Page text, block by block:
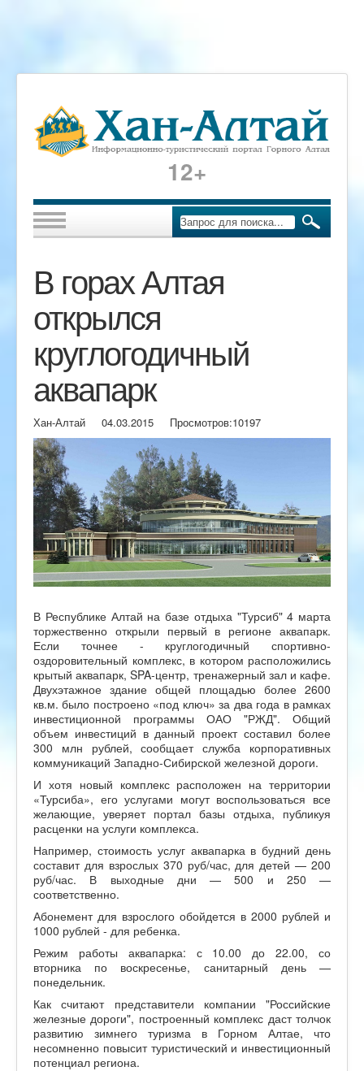
12+
В горах Алтая
открылся
круглогодичный
аквапарк
Хан-Алтай 04.03.2015 Просмотров:10197
В Республике Алтай на базе отдыха "Турсиб" 4 марта
торжественно открыли первый в регионе аквапарк.
Если точнее - круглогодичный спортивно-
оздоровительный комплекс, в котором расположились
крытый аквапарк, SPA-центр, тренажерный зал и кафе.
Двухэтажное здание общей площадью более 2600
кв.м. было построено «под ключ» за два года в рамках
инвестиционной программы ОАО "РЖД". Общий
объем инвестиций в данный проект составил более
300 млн рублей, сообщает служба корпоративных
коммуникаций Западно-Сибирской железной дороги.
И хотя новый комплекс расположен на территории
«Турсиба», его услугами могут воспользоваться все
желающие, уверяет портал базы отдыха, публикуя
расценки на услуги комплекса.
Например, стоимость услуг аквапарка в будний день
составит для взрослых 370 руб/час, для детей — 200
руб/час. В выходные дни — 500 и 250 —
соответственно.
Абонемент для взрослого обойдется в 2000 рублей и
1000 рублей - для ребенка.
Режим работы аквапарка: с 10.00 до 22.00, со
вторника по воскресенье, санитарный день —
понедельник.
Как считают представители компании "Российские
железные дороги", построенный комплекс даст толчок
развитию зимнего туризма в Горном Алтае, что
несомненно повысит туристический и инвестиционный
потенциал региона.